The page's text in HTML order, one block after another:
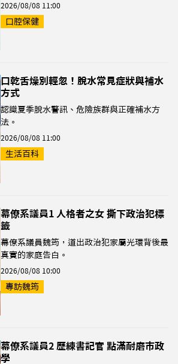
2026/08/08 11:00
口腔保健
口乾舌燥別輕忽！脫水常見症狀與補水
方式
認識夏季脫水警訊、危險族群與正確補水方
法。
2026/08/08 11:00
生活百科
幕僚系議員1 人格者之女 撕下政治犯標
籤
幕僚系議員魏筠，道出政治犯家屬光環背後最
真實的家庭告白。
2026/08/08 10:00
專訪魏筠
幕僚系議員2 歷練書記官 點滿耐磨市政
學